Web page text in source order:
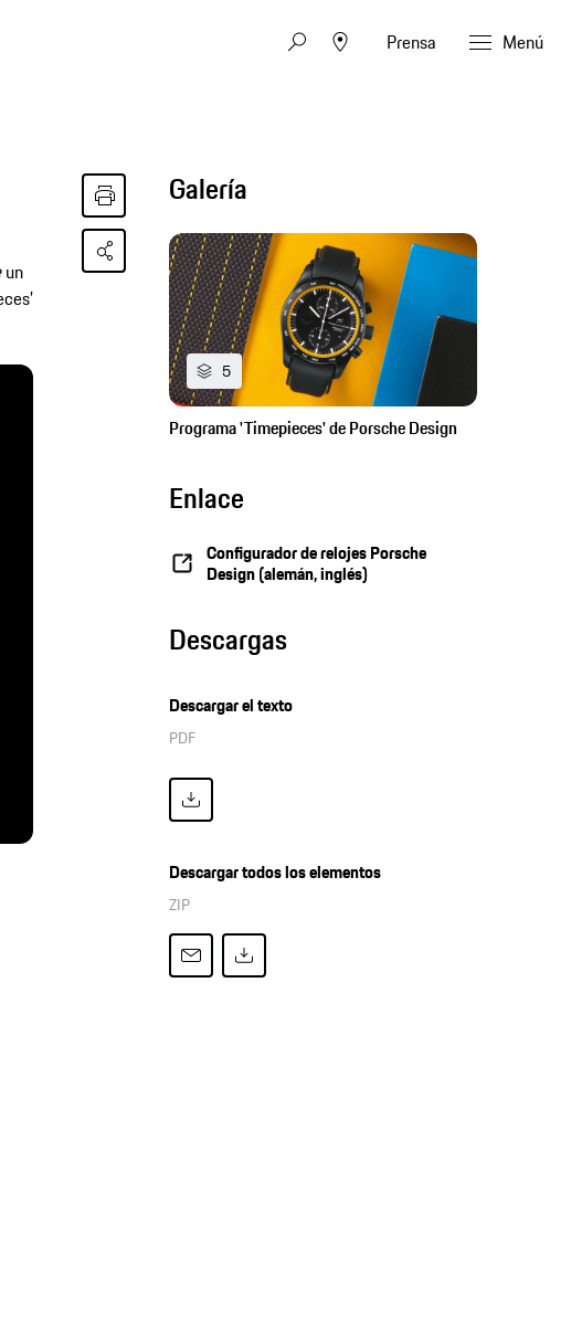
Prensa Menú
un
Galería
5
Programa 'Timepieces' de Porsche Design
Enlace
Configurador de relojes Porsche
Design (alemán, inglés)
Descargas
Descargar el texto
PDF
Descargar todos los elementos
ZIP